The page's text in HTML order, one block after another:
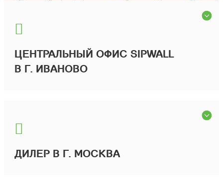
ЦЕНТРАЛЬНЫЙ ОФИС SIPWALL
В Г. ИВАНОВО
ДИЛЕР В Г. МОСКВА